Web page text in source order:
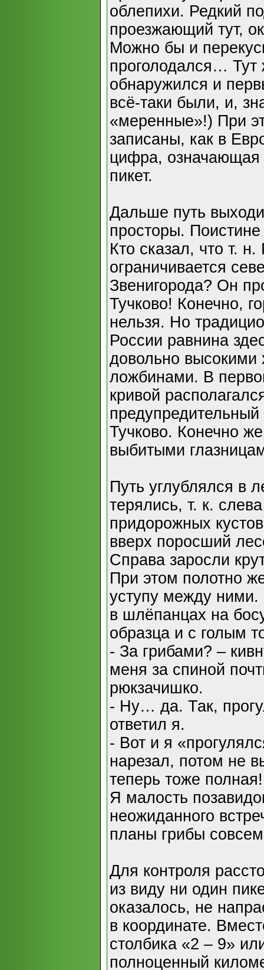
облепихи. Редкий
проезжающий тут,
Можно бы и
проголодался… Тут
обнаружился и
всё-таки были, и,
«меренные»!) При
записаны, как в
цифра,
пикет.
Дальше путь
просторы.
Кто сказал, что т.
ограничивается
Звенигорода? Он
Тучково! Конечно,
нельзя. Но
России равнина
довольно высокими
ложбинами. В
кривой
Тучково. Конечно
выбитыми
Путь углублялся в
терялись, т. к.
придорожных
вверх поросший
Справа заросли
При этом полотно
уступу между ними.
в шлёпанцах на
образца и с голым
- За грибами? –
меня за спиной
рюкзачишко.
- Ну… да. Так,
ответил я.
- Вот и я
нарезал, потом не
теперь тоже
Я малость
неожиданного
планы грибы
Для контроля
из виду ни один
оказалось, не
в координате.
столбика «2 – 9»
полноценный